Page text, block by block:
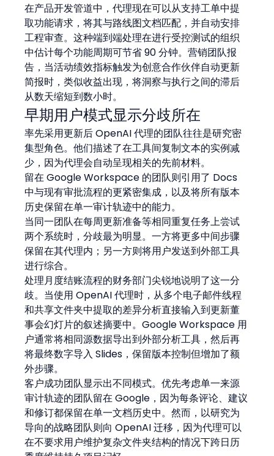
在产品开发管道中，代理现在可以从支持工单中提
取功能请求，将其与路线图文档匹配，并自动安排
工程审查。这种端到端处理在进行受控测试的组织
中估计每个功能周期可节省 90 分钟。营销团队报
告，当活动绩效指标触发为创意合作伙伴自动更新
简报时，类似收益出现，将洞察与执行之间的滞后
从数天缩短到数小时。
早期用户模式显示分歧所在
率先采用更新后 OpenAI 代理的团队往往是研究密
集型角色。他们描述了在工具间复制文本的实例减
少，因为代理会自动呈现相关的先前材料。
留在 Google Workspace 的团队则引用了 Docs
中与现有审批流程的更紧密集成，以及将所有版本
历史保留在单一审计轨迹中的能力。
当同一团队在每周更新准备等相同重复任务上尝试
两个系统时，分歧最为明显。一方将更多中间步骤
保留在其代理内；另一方则将用户发送到外部工具
进行综合。
处理月度结账流程的财务部门尖锐地说明了这一分
歧。当使用 OpenAI 代理时，从多个电子邮件线程
和共享文件夹中提取的差异分析直接输入到更新董
事会幻灯片的叙述摘要中。Google Workspace 用
户通常将相同源数据导出到外部分析工具，然后再
将最终数字导入 Slides，保留版本控制但增加了额
外步骤。
客户成功团队显示出不同模式。优先考虑单一来源
审计轨迹的团队留在 Google，因为每条评论、建议
和修订都保留在单一文档历史中。然而，以研究为
导向的战略团队则向 OpenAI 迁移，因为代理可以
在不要求用户维护复杂文件夹结构的情况下跨日历